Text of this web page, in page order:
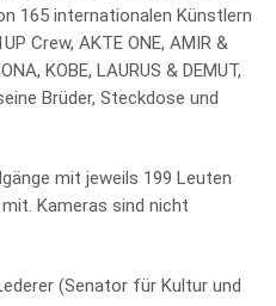
165 internationalen Künstlern
Crew, AKTE ONE, AMIR &
KOBE, LAURUS & DEMUT,
Brüder, Steckdose und
mit jeweils 199 Leuten
Kameras sind nicht
(Senator für Kultur und